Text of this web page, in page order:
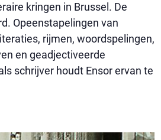
kringen in Brussel. De
Opeenstapelingen van
rijmen, woordspelingen,
en geadjectiveerde
schrijver houdt Ensor ervan te